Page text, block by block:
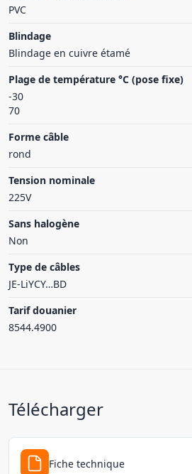
PVC
Blindage
Blindage en cuivre étamé
Plage de température °C (pose fixe)
-30
70
Forme câble
rond
Tension nominale
225V
Sans halogène
Non
Type de câbles
JE-LiYCY…BD
Tarif douanier
8544.4900
Télécharger
Fiche technique